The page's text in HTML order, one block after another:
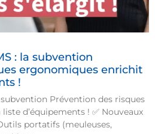
: la subvention
ergonomiques enrichit
!
Prévention des risques
d’équipements ! ✅ Nouveaux
portatifs (meuleuses,